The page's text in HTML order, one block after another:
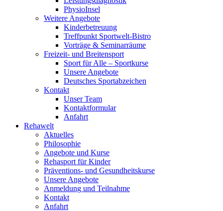
PhysioInsel
Weitere Angebote
Kinderbetreuung
Treffpunkt Sportwelt-Bistro
Vorträge & Seminarräume
Freizeit- und Breitensport
Sport für Alle – Sportkurse
Unsere Angebote
Deutsches Sportabzeichen
Kontakt
Unser Team
Kontaktformular
Anfahrt
Rehawelt
Aktuelles
Philosophie
Angebote und Kurse
Rehasport für Kinder
Präventions- und Gesundheitskurse
Unsere Angebote
Anmeldung und Teilnahme
Kontakt
Anfahrt